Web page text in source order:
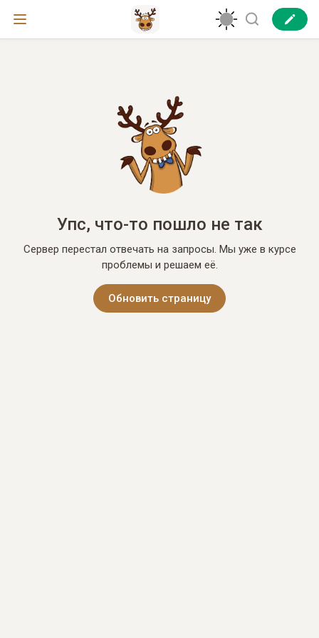
Упс, что-то пошло не так
Сервер перестал отвечать на запросы. Мы уже в курсе
проблемы и решаем её.
Обновить страницу